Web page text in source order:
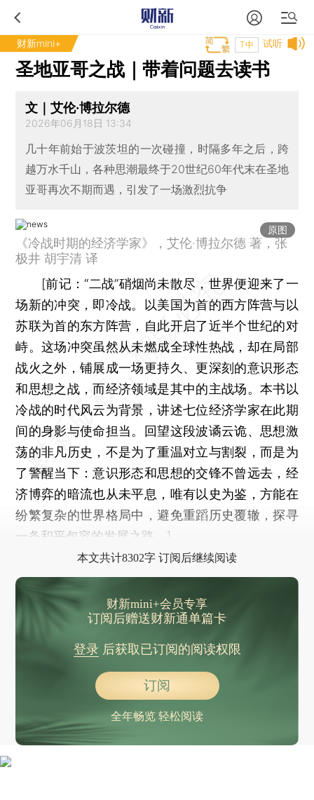
财新mini+ 试听
T中
圣地亚哥之战｜带着问题去读书
文｜艾伦·博拉尔德
2026年06月18日 13:34
几十年前始于波茨坦的一次碰撞，时隔多年之后，跨
越万水千山，各种思潮最终于20世纪60年代末在圣地
亚哥再次不期而遇，引发了一场激烈抗争
原图
《冷战时期的经济学家》，艾伦·博拉尔德 著，张
极井 胡宇清 译
[前记：“二战”硝烟尚未散尽，世界便迎来了一
场新的冲突，即冷战。以美国为首的西方阵营与以
苏联为首的东方阵营，自此开启了近半个世纪的对
峙。这场冲突虽然从未燃成全球性热战，却在局部
战火之外，铺展成一场更持久、更深刻的意识形态
和思想之战，而经济领域是其中的主战场。本书以
冷战的时代风云为背景，讲述七位经济学家在此期
间的身影与使命担当。回望这段波谲云诡、思想激
荡的非凡历史，不是为了重温对立与割裂，而是为
了警醒当下：意识形态和思想的交锋不曾远去，经
济博弈的暗流也从未平息，唯有以史为鉴，方能在
纷繁复杂的世界格局中，避免重蹈历史覆辙，探寻
一条和平包容的发展之路。]
本文共计8302字 订阅后继续阅读
财新mini+会员专享
订阅后赠送财新通单篇卡
登录后获取已订阅的阅读权限
订阅
全年畅览 轻松阅读